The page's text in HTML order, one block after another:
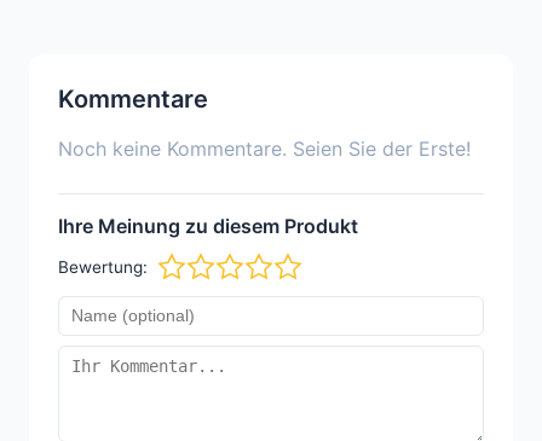
Kommentare
Noch keine Kommentare. Seien Sie der Erste!
Ihre Meinung zu diesem Produkt
Bewertung: